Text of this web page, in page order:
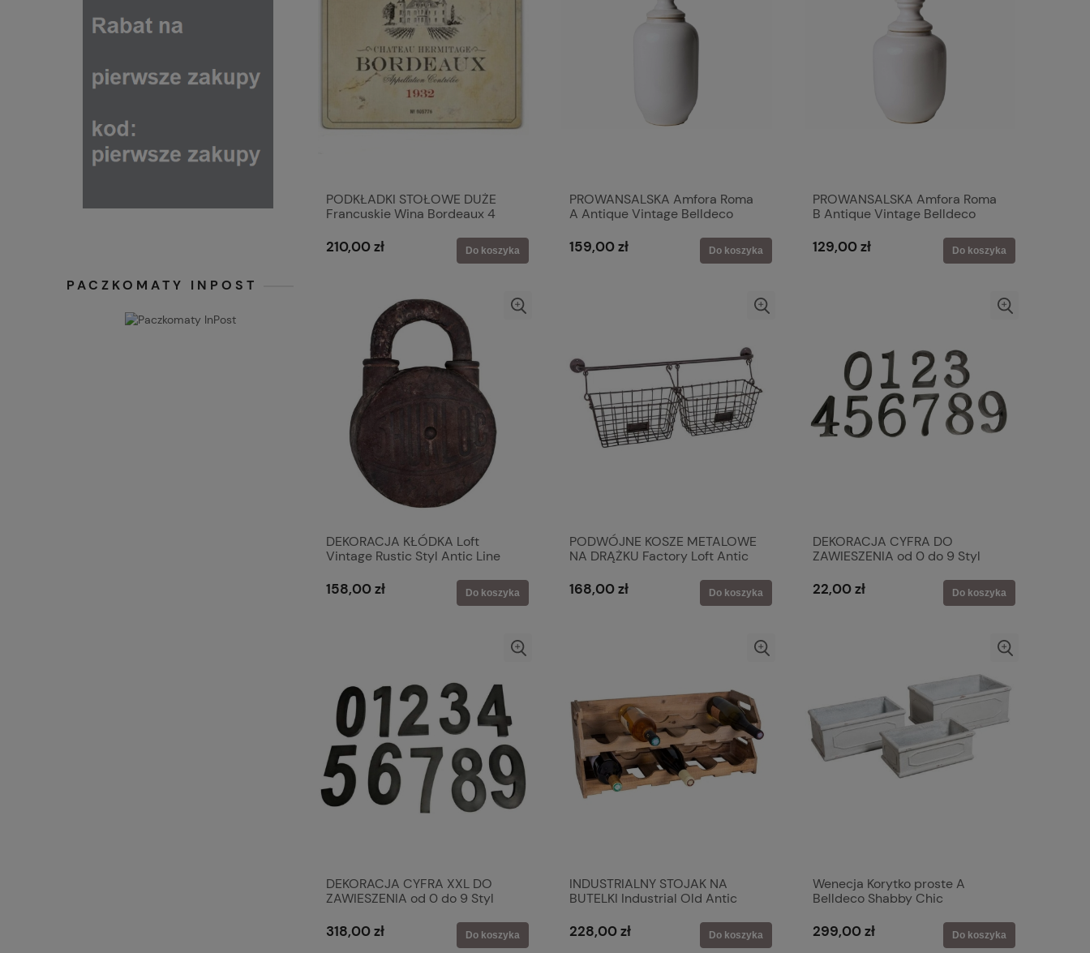
PACZKOMATY INPOST
PODKŁADKI STOŁOWE DUŻE
Francuskie Wina Bordeaux 4
210,00 zł Do koszyka
PROWANSALSKA Amfora Roma
A Antique Vintage Belldeco
159,00 zł Do koszyka
PROWANSALSKA Amfora Roma
B Antique Vintage Belldeco
129,00 zł Do koszyka
DEKORACJA KŁÓDKA Loft
Vintage Rustic Styl Antic Line
158,00 zł Do koszyka
PODWÓJNE KOSZE METALOWE
NA DRĄŻKU Factory Loft Antic
168,00 zł Do koszyka
DEKORACJA CYFRA DO
ZAWIESZENIA od 0 do 9 Styl
22,00 zł Do koszyka
DEKORACJA CYFRA XXL DO
ZAWIESZENIA od 0 do 9 Styl
318,00 zł Do koszyka
INDUSTRIALNY STOJAK NA
BUTELKI Industrial Old Antic
228,00 zł Do koszyka
Wenecja Korytko proste A
Belldeco Shabby Chic
299,00 zł Do koszyka